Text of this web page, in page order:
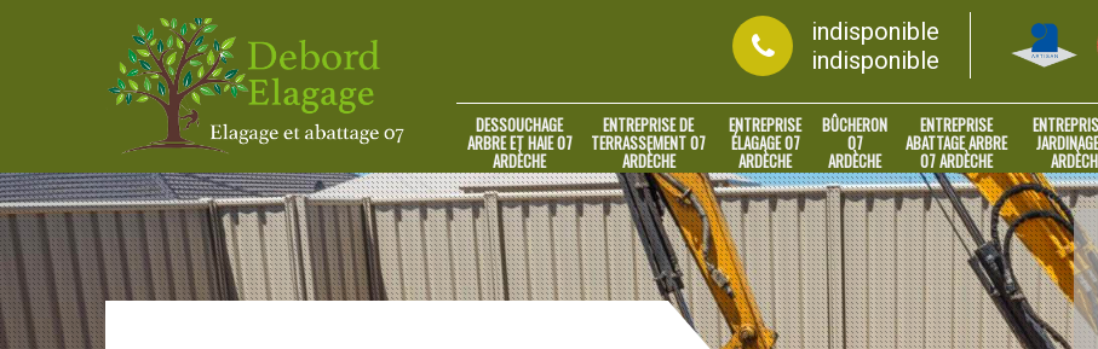
indisponible
indisponible
DESSOUCHAGE
ARBRE ET HAIE 07
ARDÈCHE
ENTREPRISE DE
TERRASSEMENT 07
ARDÈCHE
ENTREPRISE
ÉLAGAGE 07
ARDÈCHE
BÛCHERON
07
ARDÈCHE
ENTREPRISE
ABATTAGE ARBRE
07 ARDÈCHE